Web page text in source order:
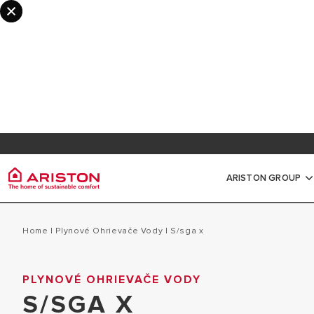
ARISTON GROUP
Ariston Group
Všechny produkty
OHRIEVAČE VODY
PLYNOVÉ KOTLY
Home | Plynové Ohrievače Vody | s/sga x
PLYNOVÉ OHRIEVAČE VODY
S/SGA X